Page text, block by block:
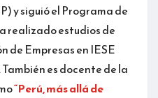
y siguió el Programa de
realizado estudios de
de Empresas en IESE
es docente de la
“Perú, más allá de